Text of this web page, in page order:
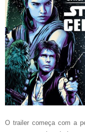
O trailer começa com a